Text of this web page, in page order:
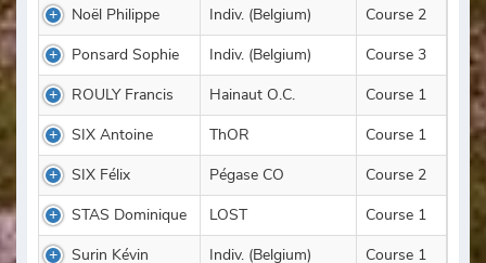
Noël Philippe
Indiv. (Belgium)
Course 2
Ponsard Sophie
Indiv. (Belgium)
Course 3
ROULY Francis
Hainaut O.C.
Course 1
SIX Antoine
ThOR
Course 1
SIX Félix
Pégase CO
Course 2
STAS Dominique
LOST
Course 1
Surin Kévin
Indiv. (Belgium)
Course 1